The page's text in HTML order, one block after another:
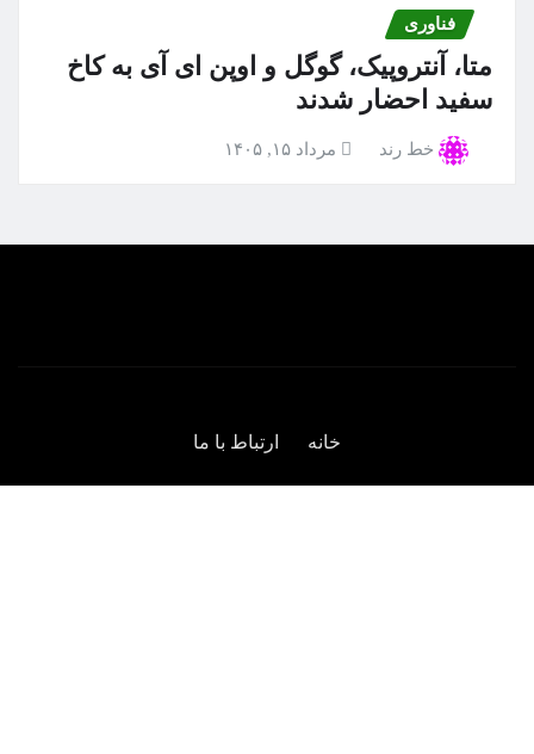
فناوری
متا، آنتروپیک، گوگل و اوپن ای آی به کاخ
سفید احضار شدند
خط رند مرداد ۱۵, ۱۴۰۵
خانه ارتباط با ما